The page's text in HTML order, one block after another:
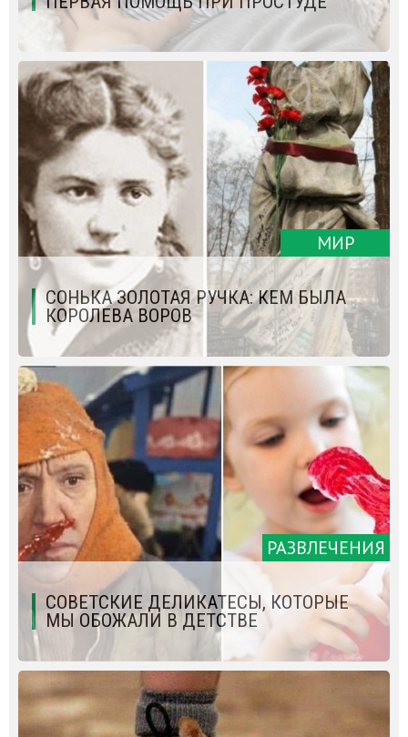
МИР
СОНЬКА ЗОЛОТАЯ РУЧКА: КЕМ БЫЛА
КОРОЛЕВА ВОРОВ
РАЗВЛЕЧЕНИЯ
СОВЕТСКИЕ ДЕЛИКАТЕСЫ, КОТОРЫЕ
МЫ ОБОЖАЛИ В ДЕТСТВЕ